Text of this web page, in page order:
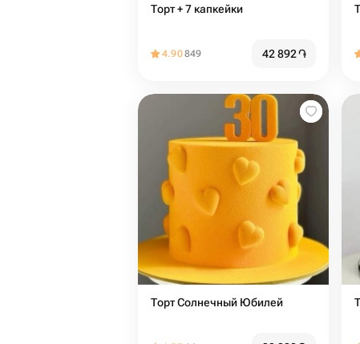
Торт + 7 капкейки
4.90849 42 892֏
Торт Солнечный Юбилей